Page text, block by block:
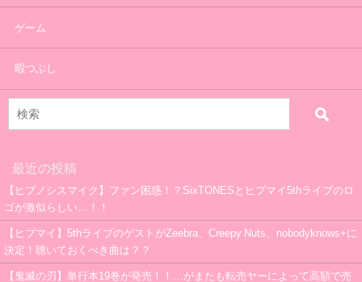
ゲーム
暇つぶし
最近の投稿
【ヒプノシスマイク】ファン困惑！？SixTONESとヒプマイ5thライブのロ
ゴが激似らしい…！！
【ヒプマイ】5thライブのゲストがZeebra、Creepy Nuts、nobodyknows+に
決定！聴いておくべき曲は？？
【鬼滅の刃】単行本19巻が発売！！…がまたも転売ヤーによって高額で売